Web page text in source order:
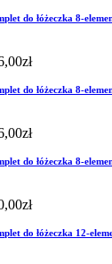
do łóżeczka 8-
zł
do łóżeczka 8-
zł
do łóżeczka 8-
zł
do łóżeczka 12-